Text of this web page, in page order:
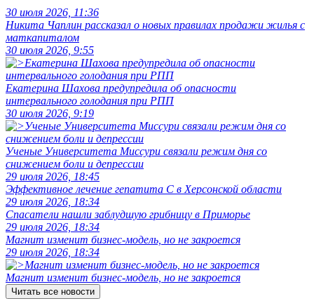
30 июля 2026, 11:36
Никита Чаплин рассказал о новых правилах продажи жилья с
маткапиталом
30 июля 2026, 9:55
Екатерина Шахова предупредила об опасности
интервального голодания при РПП
30 июля 2026, 9:19
Ученые Университета Миссури связали режим дня со
снижением боли и депрессии
29 июля 2026, 18:45
Эффективное лечение гепатита C в Херсонской области
29 июля 2026, 18:34
Спасатели нашли заблудшую грибницу в Приморье
29 июля 2026, 18:34
Магнит изменит бизнес-модель, но не закроется
29 июля 2026, 18:34
Магнит изменит бизнес-модель, но не закроется
Читать все новости